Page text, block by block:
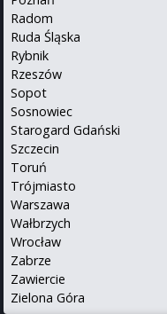
Radom
Ruda Śląska
Rybnik
Rzeszów
Sopot
Sosnowiec
Starogard Gdański
Szczecin
Toruń
Trójmiasto
Warszawa
Wałbrzych
Wrocław
Zabrze
Zawiercie
Zielona Góra